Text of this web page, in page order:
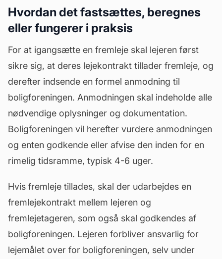
Hvordan det fastsættes, beregnes
eller fungerer i praksis
For at igangsætte en fremleje skal lejeren først
sikre sig, at deres lejekontrakt tillader fremleje, og
derefter indsende en formel anmodning til
boligforeningen. Anmodningen skal indeholde alle
nødvendige oplysninger og dokumentation.
Boligforeningen vil herefter vurdere anmodningen
og enten godkende eller afvise den inden for en
rimelig tidsramme, typisk 4-6 uger.
Hvis fremleje tillades, skal der udarbejdes en
fremlejekontrakt mellem lejeren og
fremlejetageren, som også skal godkendes af
boligforeningen. Lejeren forbliver ansvarlig for
lejemålet over for boligforeningen, selv under